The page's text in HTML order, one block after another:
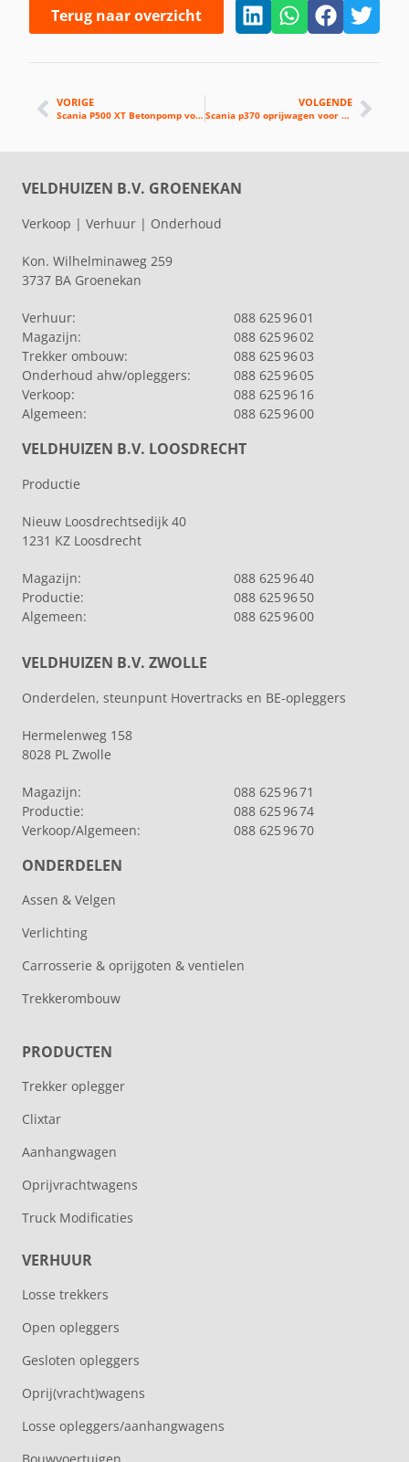
Terug naar overzicht
VORIGE
Scania P500 XT Betonpomp voor NBC
VOLGENDE
Scania p370 oprijwagen voor Kemp Groep
VELDHUIZEN B.V. GROENEKAN
Verkoop | Verhuur | Onderhoud
Kon. Wilhelminaweg 259
3737 BA Groenekan
Verhuur:
088 625 96 01
Magazijn:
088 625 96 02
Trekker ombouw:
088 625 96 03
Onderhoud ahw/opleggers:
088 625 96 05
Verkoop:
088 625 96 16
Algemeen:
088 625 96 00
VELDHUIZEN B.V. LOOSDRECHT
Productie
Nieuw Loosdrechtsedijk 40
1231 KZ Loosdrecht
Magazijn:
088 625 96 40
Productie:
088 625 96 50
Algemeen:
088 625 96 00
VELDHUIZEN B.V. ZWOLLE
Onderdelen, steunpunt Hovertracks en BE-opleggers
Hermelenweg 158
8028 PL Zwolle
Magazijn:
088 625 96 71
Productie:
088 625 96 74
Verkoop/Algemeen:
088 625 96 70
ONDERDELEN
Assen & Velgen
Verlichting
Carrosserie & oprijgoten & ventielen
Trekkerombouw
PRODUCTEN
Trekker oplegger
Clixtar
Aanhangwagen
Oprijvrachtwagens
Truck Modificaties
VERHUUR
Losse trekkers
Open opleggers
Gesloten opleggers
Oprij(vracht)wagens
Losse opleggers/aanhangwagens